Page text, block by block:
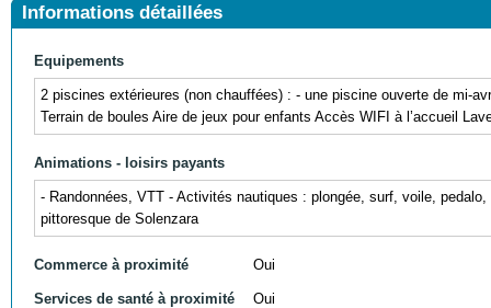
Informations détaillées
Equipements
2 piscines extérieures (non chauffées) : - une piscine ouverte de mi-
Terrain de boules Aire de jeux pour enfants Accès WIFI à l’accueil
Animations - loisirs payants
- Randonnées, VTT - Activités nautiques : plongée, surf, voile,
pittoresque de Solenzara
Commerce à proximité Oui
Services de santé à proximité Oui